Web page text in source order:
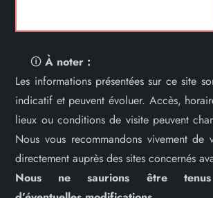
🛈À noter :
Les informations présentées sur ce site
indicatif et peuvent évoluer. Accès,
lieux ou conditions de visite peuvent
Nous vous recommandons vivement de
directement auprès des sites concernés
Nous ne saurions être tenus